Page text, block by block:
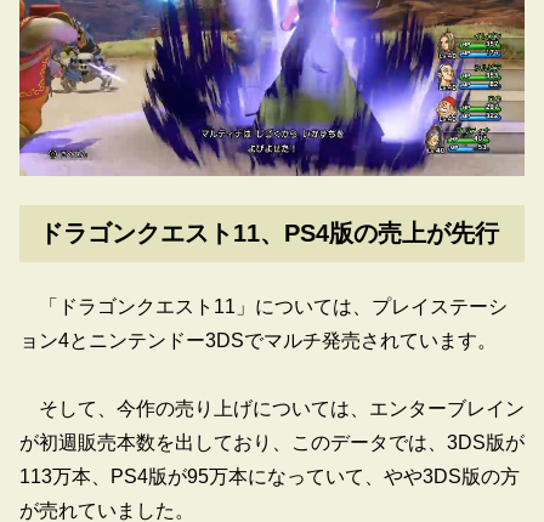
ドラゴンクエスト11、PS4版の売上が先行
「ドラゴンクエスト11」については、プレイステーシ
ョン4とニンテンドー3DSでマルチ発売されています。
そして、今作の売り上げについては、エンターブレイン
が初週販売本数を出しており、このデータでは、3DS版が
113万本、PS4版が95万本になっていて、やや3DS版の方
が売れていました。